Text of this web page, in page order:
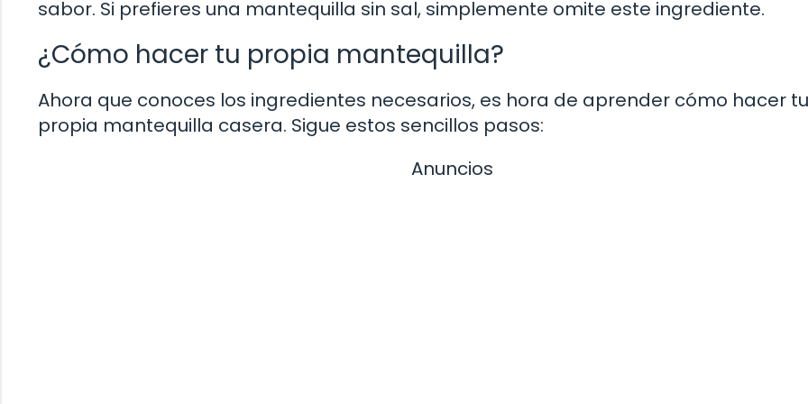
sabor. Si prefieres una mantequilla sin sal, simplemente omite este ingrediente.
¿Cómo hacer tu propia mantequilla?
Ahora que conoces los ingredientes necesarios, es hora de aprender cómo hacer tu
propia mantequilla casera. Sigue estos sencillos pasos:
Anuncios